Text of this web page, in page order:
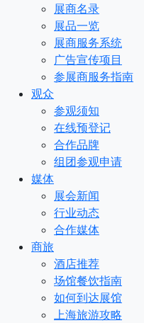
展商名录
展品一览
展商服务系统
广告宣传项目
参展商服务指南
观众
参观须知
在线预登记
合作品牌
组团参观申请
媒体
展会新闻
行业动态
合作媒体
商旅
酒店推荐
场馆餐饮指南
如何到达展馆
上海旅游攻略